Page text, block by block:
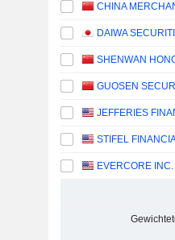
STIFEL
EVERCORE INC.